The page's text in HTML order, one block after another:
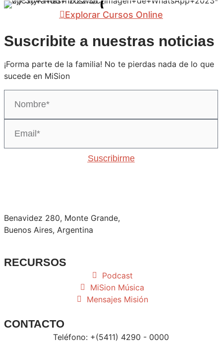
Explorar Cursos Online
Suscribite a nuestras noticias
¡Forma parte de la familia! No te pierdas nada de lo que
sucede en MiSion
Suscribirme
Benavidez 280, Monte Grande,
Buenos Aires, Argentina
RECURSOS
Podcast
MiSion Música
Mensajes Misión
CONTACTO
Teléfono: +(5411) 4290 - 0000